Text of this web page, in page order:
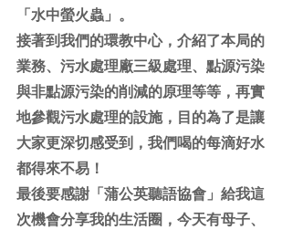
「水中螢火蟲」。
接著到我們的環教中心，介紹了本局的
業務、污水處理廠三級處理、點源污染
與非點源污染的削減的原理等等，再實
地參觀污水處理的設施，目的為了是讓
大家更深切感受到，我們喝的每滴好水
都得來不易！
最後要感謝「蒲公英聽語協會」給我這
次機會分享我的生活圈，今天有母子、